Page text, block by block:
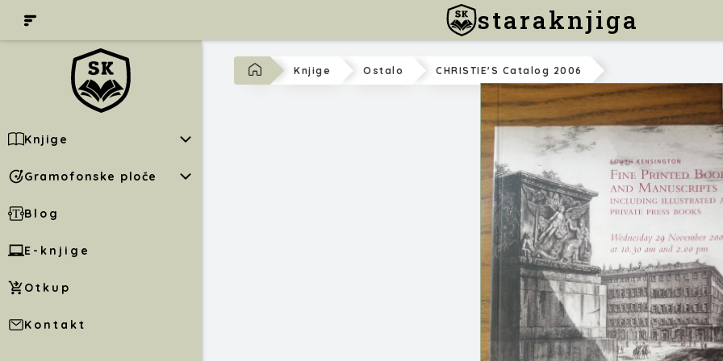
staraknjiga
Knjige
Gramofonske ploče
Blog
E-knjige
Otkup
Kontakt
Knjige Ostalo CHRISTIE'S Catalog 2006
CHRISTIE'S